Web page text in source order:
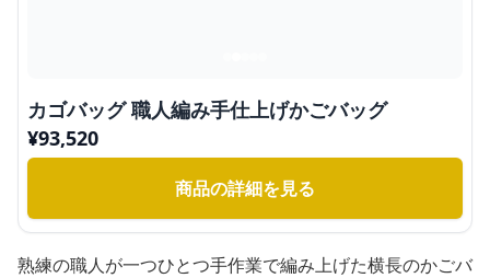
カゴバッグ 職人編み手仕上げかごバッグ
¥93,520
商品の詳細を見る
熟練の職人が一つひとつ手作業で編み上げた横長のかごバ